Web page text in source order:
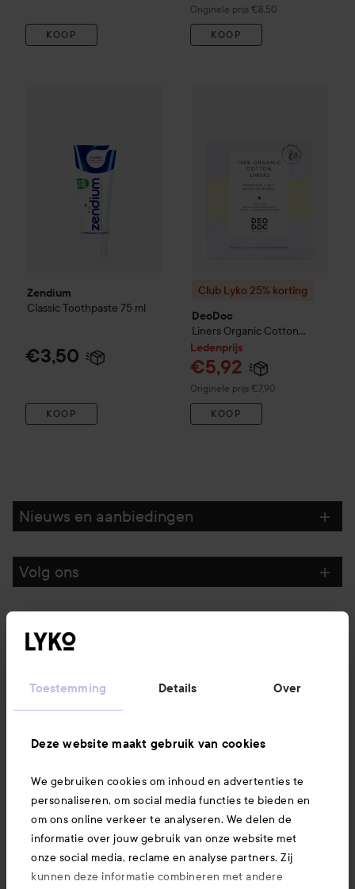
Toestemming Details Over
Deze website maakt gebruik van cookies
We gebruiken cookies om inhoud en advertenties te
personaliseren, om social media functies te bieden en
om ons online verkeer te analyseren. We delen de
informatie over jouw gebruik van onze website met
onze social media, reclame en analyse partners. Zij
kunnen deze informatie combineren met andere
KOOP
Originele prijs €8,50
Normale prijs €8,50
KOOP
Zendium
Classic Toothpaste 75 ml
€3,50
KOOP
Club Lyko 25% korting
DeoDoc
Liners Organic Cotton
Individually Wrapped
Ledenprijs
€5,92
Originele prijs €7,90
Normale prijs €7,90
KOOP
Nieuws en aanbiedingen
Volg ons
Informatie
Ook interessant
Download hier onze app